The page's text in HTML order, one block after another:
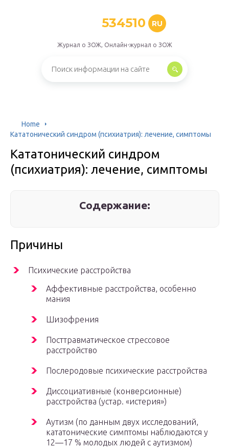
534510 RU
Журнал о ЗОЖ, Онлайн-журнал о ЗОЖ
Home
Кататонический синдром (психиатрия): лечение, симптомы
Кататонический синдром
(психиатрия): лечение, симптомы
Содержание:
Причины
Психические расстройства
Аффективные расстройства, особенно
мания
Шизофрения
Посттравматическое стрессовое
расстройство
Послеродовые психические расстройства
Диссоциативные (конверсионные)
расстройства (устар. «истерия»)
Аутизм (по данным двух исследований,
кататонические симптомы наблюдаются у
12—17 % молодых людей с аутизмом)